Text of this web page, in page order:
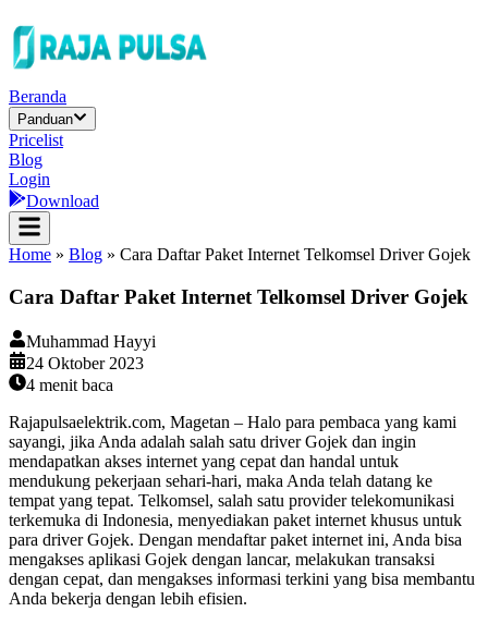
Beranda
Panduan
Pricelist
Blog
Login
Download
Home » Blog » Cara Daftar Paket Internet Telkomsel Driver Gojek
Cara Daftar Paket Internet Telkomsel Driver Gojek
Muhammad Hayyi
24 Oktober 2023
4 menit baca
Rajapulsaelektrik.com, Magetan – Halo para pembaca yang kami
sayangi, jika Anda adalah salah satu driver Gojek dan ingin
mendapatkan akses internet yang cepat dan handal untuk
mendukung pekerjaan sehari-hari, maka Anda telah datang ke
tempat yang tepat. Telkomsel, salah satu provider telekomunikasi
terkemuka di Indonesia, menyediakan paket internet khusus untuk
para driver Gojek. Dengan mendaftar paket internet ini, Anda bisa
mengakses aplikasi Gojek dengan lancar, melakukan transaksi
dengan cepat, dan mengakses informasi terkini yang bisa membantu
Anda bekerja dengan lebih efisien.